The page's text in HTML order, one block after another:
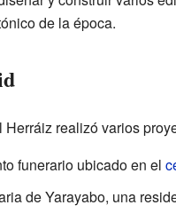
de la época.
realizó varios
funerario ubicado en el
de Yarayabo, una